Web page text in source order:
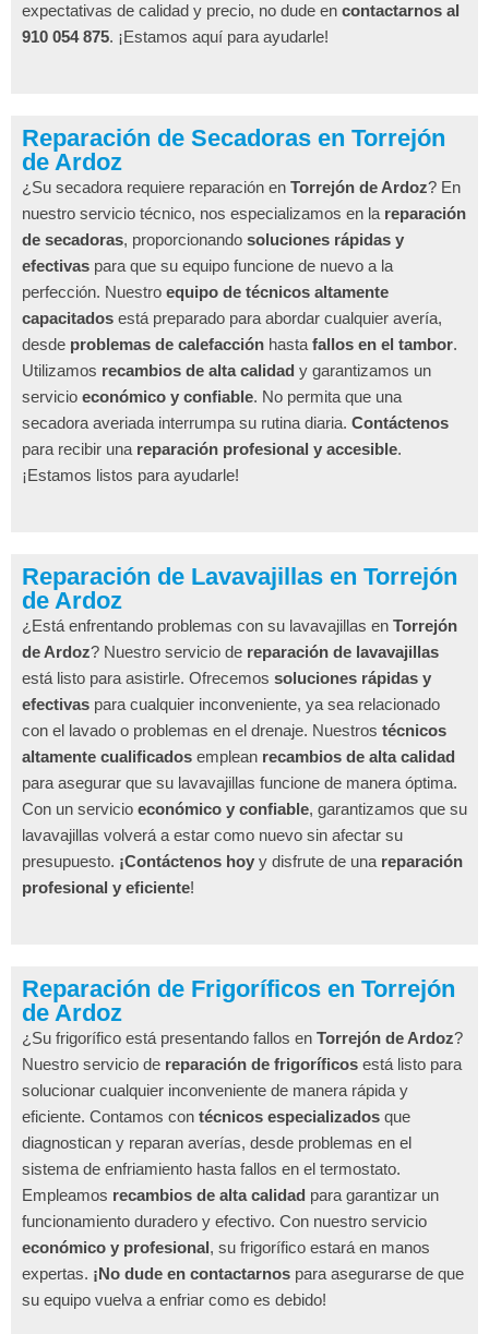
expectativas de calidad y precio, no dude en contactarnos al
910 054 875. ¡Estamos aquí para ayudarle!
Reparación de Secadoras en Torrejón
de Ardoz
¿Su secadora requiere reparación en Torrejón de Ardoz? En
nuestro servicio técnico, nos especializamos en la reparación
de secadoras, proporcionando soluciones rápidas y
efectivas para que su equipo funcione de nuevo a la
perfección. Nuestro equipo de técnicos altamente
capacitados está preparado para abordar cualquier avería,
desde problemas de calefacción hasta fallos en el tambor.
Utilizamos recambios de alta calidad y garantizamos un
servicio económico y confiable. No permita que una
secadora averiada interrumpa su rutina diaria. Contáctenos
para recibir una reparación profesional y accesible.
¡Estamos listos para ayudarle!
Reparación de Lavavajillas en Torrejón
de Ardoz
¿Está enfrentando problemas con su lavavajillas en Torrejón
de Ardoz? Nuestro servicio de reparación de lavavajillas
está listo para asistirle. Ofrecemos soluciones rápidas y
efectivas para cualquier inconveniente, ya sea relacionado
con el lavado o problemas en el drenaje. Nuestros técnicos
altamente cualificados emplean recambios de alta calidad
para asegurar que su lavavajillas funcione de manera óptima.
Con un servicio económico y confiable, garantizamos que su
lavavajillas volverá a estar como nuevo sin afectar su
presupuesto. ¡Contáctenos hoy y disfrute de una reparación
profesional y eficiente!
Reparación de Frigoríficos en Torrejón
de Ardoz
¿Su frigorífico está presentando fallos en Torrejón de Ardoz?
Nuestro servicio de reparación de frigoríficos está listo para
solucionar cualquier inconveniente de manera rápida y
eficiente. Contamos con técnicos especializados que
diagnostican y reparan averías, desde problemas en el
sistema de enfriamiento hasta fallos en el termostato.
Empleamos recambios de alta calidad para garantizar un
funcionamiento duradero y efectivo. Con nuestro servicio
económico y profesional, su frigorífico estará en manos
expertas. ¡No dude en contactarnos para asegurarse de que
su equipo vuelva a enfriar como es debido!